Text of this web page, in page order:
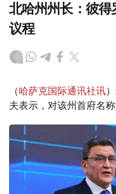
北哈州州长：彼
议程
（哈萨克国际通讯社讯
夫表示，对该州首府名